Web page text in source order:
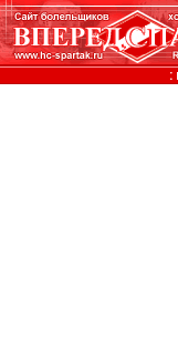
: